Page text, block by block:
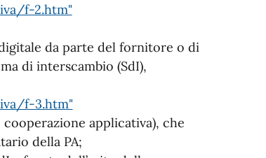
f-2.htm"
da parte del fornitore o di
di interscambio (SdI),
f-3.htm"
applicativa), che
della PA;